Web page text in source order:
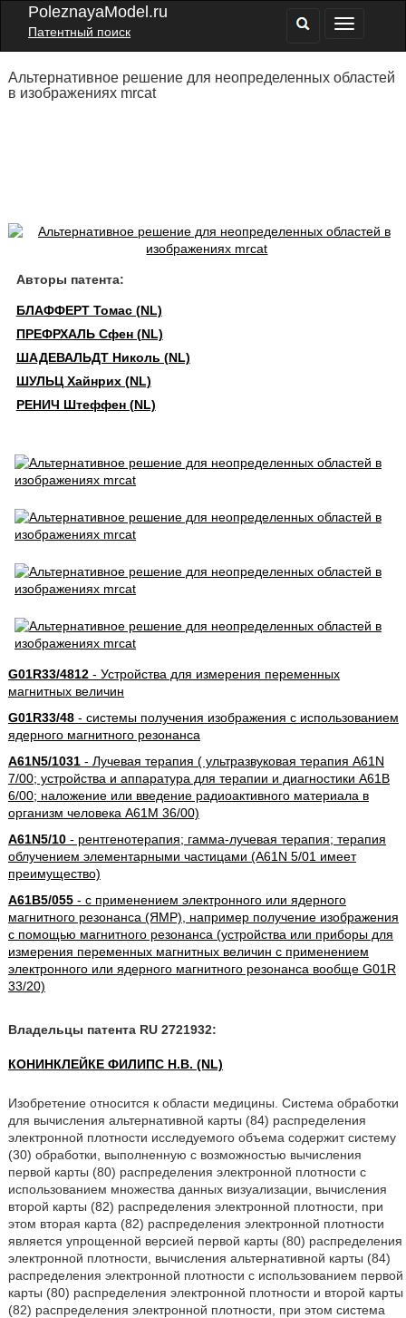
PoleznayaModel.ru
Патентный поиск
Альтернативное решение для неопределенных областей
в изображениях mrcat
Авторы патента:
БЛАФФЕРТ Томас (NL)
ПРЕФРХАЛЬ Сфен (NL)
ШАДЕВАЛЬДТ Николь (NL)
ШУЛЬЦ Хайнрих (NL)
РЕНИЧ Штеффен (NL)
G01R33/4812- Устройства для измерения переменных
магнитных величин
G01R33/48- системы получения изображения с использованием
ядерного магнитного резонанса
A61N5/1031- Лучевая терапия ( ультразвуковая терапия A61N
7/00; устройства и аппаратура для терапии и диагностики A61B
6/00; наложение или введение радиоактивного материала в
организм человека A61M 36/00)
A61N5/10- рентгенотерапия; гамма-лучевая терапия; терапия
облучением элементарными частицами (A61N 5/01 имеет
преимущество)
A61B5/055- с применением электронного или ядерного
магнитного резонанса (ЯМР), например получение изображения
с помощью магнитного резонанса (устройства или приборы для
измерения переменных магнитных величин с применением
электронного или ядерного магнитного резонанса вообще G01R
33/20)
Владельцы патента RU 2721932:
КОНИНКЛЕЙКЕ ФИЛИПС Н.В. (NL)
Изобретение относится к области медицины. Система обработки
для вычисления альтернативной карты (84) распределения
электронной плотности исследуемого объема содержит систему
(30) обработки, выполненную с возможностью вычисления
первой карты (80) распределения электронной плотности с
использованием множества данных визуализации, вычисления
второй карты (82) распределения электронной плотности, при
этом вторая карта (82) распределения электронной плотности
является упрощенной версией первой карты (80) распределения
электронной плотности, вычисления альтернативной карты (84)
распределения электронной плотности с использованием первой
карты (80) распределения электронной плотности и второй карты
(82) распределения электронной плотности, при этом система